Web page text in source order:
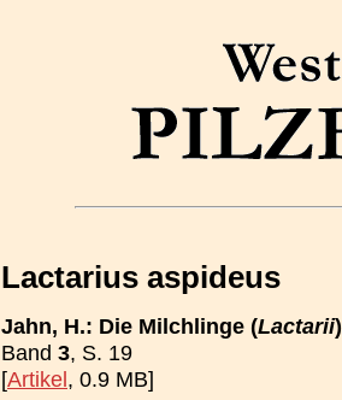
Lactarius aspideus
Jahn, H.: Die Milchlinge (Lactarii
Band 3, S. 19
[Artikel, 0.9 MB]